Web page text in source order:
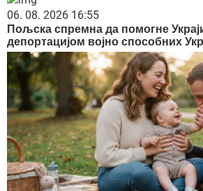
06. 08. 2026 16:55
Пољска спремна да помогне
депортацијом војно способних